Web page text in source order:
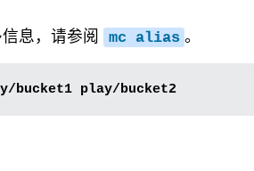
息，请参阅
mc alias 。
bucket1